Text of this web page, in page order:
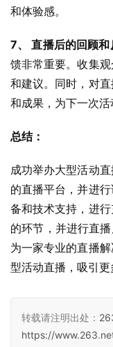
和体验感。
7、 直播后的回顾和
馈非常重要。收集
和建议。同时，对
和成果，为下一次活
总结：
成功举办大型活动
的直播平台，并进
备和技术支持，进
的环节，并进行直
为一家专业的直播
型活动直播，吸引更
转载请注明出处：
https://